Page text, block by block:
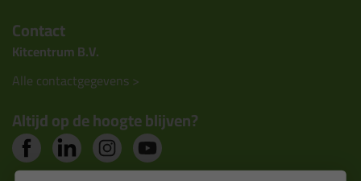
Contact
Kitcentrum B.V.
Alle contactgegevens >
Altijd op de hoogte blijven?